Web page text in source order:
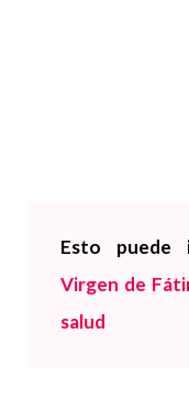
Esto puede
Virgen de
salud